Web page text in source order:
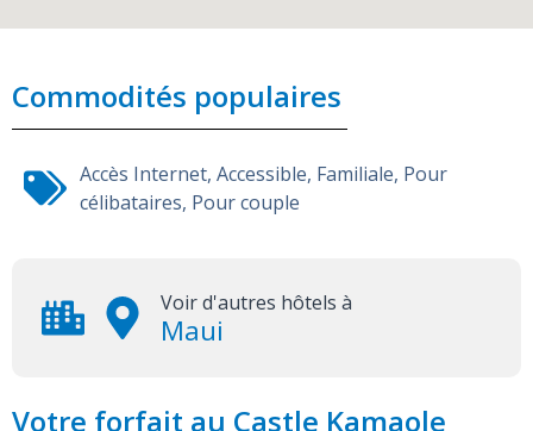
Commodités populaires
Accès Internet, Accessible, Familiale, Pour
célibataires, Pour couple
Voir d'autres hôtels à
Maui
Votre forfait au Castle Kamaole